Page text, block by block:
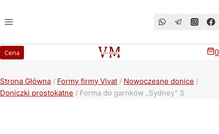
do
Cena 0
Strona Główna / Formy firmy Vivat / Nowoczesne donice /
Doniczki prostokątne / Forma do garnków „Sydney” S